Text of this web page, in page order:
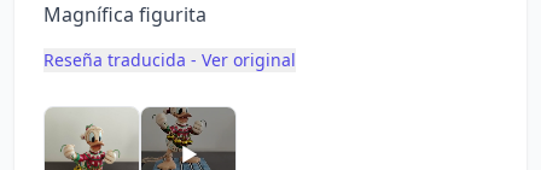
Magnífica figurita
Reseña traducida - Ver original